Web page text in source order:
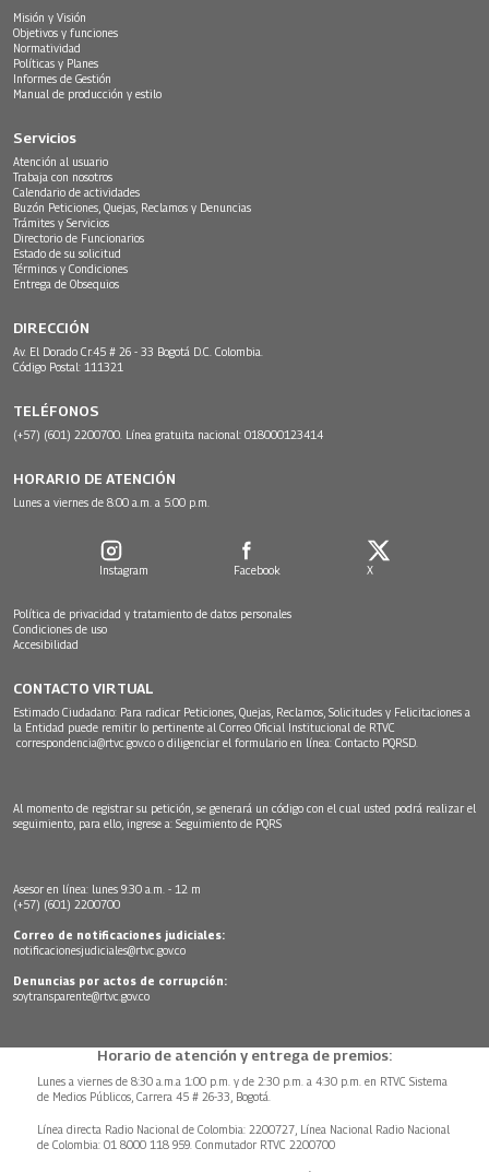
Misión y Visión
Objetivos y funciones
Normatividad
Políticas y Planes
Informes de Gestión
Manual de producción y estilo
Servicios
Atención al usuario
Trabaja con nosotros
Calendario de actividades
Buzón Peticiones, Quejas, Reclamos y Denuncias
Trámites y Servicios
Directorio de Funcionarios
Estado de su solicitud
Términos y Condiciones
Entrega de Obsequios
DIRECCIÓN
Av. El Dorado Cr.45 # 26 - 33 Bogotá D.C. Colombia.
Código Postal: 111321
TELÉFONOS
(+57) (601) 2200700. Línea gratuita nacional: 018000123414
HORARIO DE ATENCIÓN
Lunes a viernes de 8:00 a.m. a 5:00 p.m.
Instagram Facebook X
Política de privacidad y tratamiento de datos personales
Condiciones de uso
Accesibilidad
CONTACTO VIRTUAL
Estimado Ciudadano: Para radicar Peticiones, Quejas, Reclamos, Solicitudes y Felicitaciones a
la Entidad puede remitir lo pertinente al Correo Oficial Institucional de RTVC
correspondencia@rtvc.gov.co o diligenciar el formulario en línea: Contacto PQRSD.
Al momento de registrar su petición, se generará un código con el cual usted podrá realizar el
seguimiento, para ello, ingrese a: Seguimiento de PQRS
Asesor en línea: lunes 9:30 a.m. - 12 m
(+57) (601) 2200700
Correo de notificaciones judiciales:
notificacionesjudiciales@rtvc.gov.co
Denuncias por actos de corrupción:
soytransparente@rtvc.gov.co
Horario de atención y entrega de premios:
Lunes a viernes de 8:30 a.m.a 1:00 p.m. y de 2:30 p.m. a 4:30 p.m. en RTVC Sistema
de Medios Públicos, Carrera 45 # 26-33, Bogotá.
Línea directa Radio Nacional de Colombia: 2200727, Línea Nacional Radio Nacional
de Colombia: 01 8000 118 959. Conmutador RTVC 2200700